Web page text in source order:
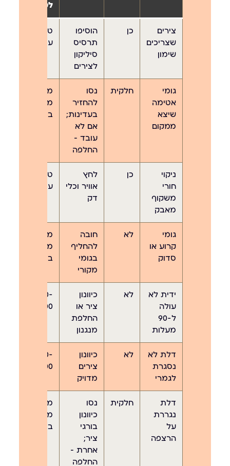
למנעולן)
צירים
שצריכים
שימון
כן
הוסיפו
תרסיס
סיליקון
לצירים
טיפול
עצמי
גומי
אטימה
שיצא
ממקום
חלקית
נסו
להחזיר
בעדינות;
אם לא
עובד —
החלפה
מחיר
מדויק
בטלפון
ניקוי
חורי
משקוף
מאבק
כן
לחץ
אוויר וכלי
דק
טיפול
עצמי
גומי
קרוע או
סדוק
לא
חובה
להחליף
בגומי
מקורי
מחיר
מדויק
בטלפון
ידית לא
עולה
ל-90
מעלות
לא
כיוונון
ציר או
החלפת
מנגנון
300-
600 ₪
דלת לא
נסגרת
לגמרי
לא
כיוונון
צירים
מדויק
450-
700 ₪
דלת
נגררת
על
הרצפה
חלקית
נסו
כיוונון
בורגי
ציר;
אחרת —
החלפה
מחיר
מדויק
בטלפון